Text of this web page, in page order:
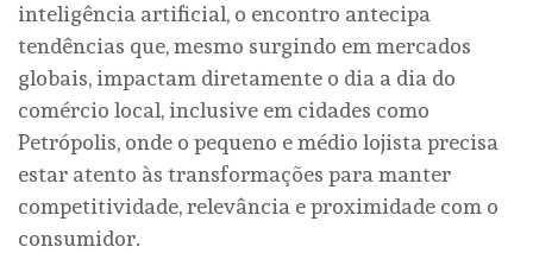
inteligência artificial, o encontro antecipa
tendências que, mesmo surgindo em mercados
globais, impactam diretamente o dia a dia do
comércio local, inclusive em cidades como
Petrópolis, onde o pequeno e médio lojista precisa
estar atento às transformações para manter
competitividade, relevância e proximidade com o
consumidor.